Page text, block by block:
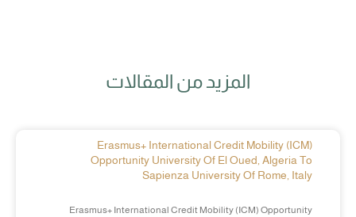
المزيد من المقالات
Erasmus+ International Credit Mobility (ICM)
Opportunity University Of El Oued, Algeria To
Sapienza University Of Rome, Italy
Erasmus+ International Credit Mobility (ICM) Opportunity